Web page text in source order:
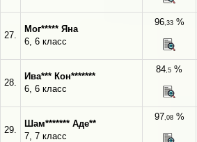
27.
Мог***** Яна
6, 6 класс
96,33%
28.
Ива*** Кон*******
6, 6 класс
84,5 %
29.
Шам******* Аде**
7, 7 класс
97,08%